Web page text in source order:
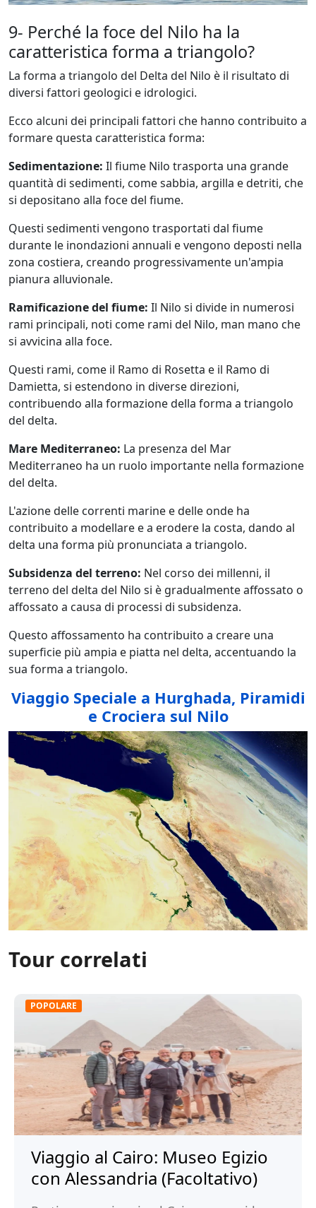
9- Perché la foce del Nilo ha la
caratteristica forma a triangolo?
La forma a triangolo del Delta del Nilo è il risultato di
diversi fattori geologici e idrologici.
Ecco alcuni dei principali fattori che hanno contribuito a
formare questa caratteristica forma:
Sedimentazione: Il fiume Nilo trasporta una grande
quantità di sedimenti, come sabbia, argilla e detriti, che
si depositano alla foce del fiume.
Questi sedimenti vengono trasportati dal fiume
durante le inondazioni annuali e vengono deposti nella
zona costiera, creando progressivamente un'ampia
pianura alluvionale.
Ramificazione del fiume: Il Nilo si divide in numerosi
rami principali, noti come rami del Nilo, man mano che
si avvicina alla foce.
Questi rami, come il Ramo di Rosetta e il Ramo di
Damietta, si estendono in diverse direzioni,
contribuendo alla formazione della forma a triangolo
del delta.
Mare Mediterraneo: La presenza del Mar
Mediterraneo ha un ruolo importante nella formazione
del delta.
L'azione delle correnti marine e delle onde ha
contribuito a modellare e a erodere la costa, dando al
delta una forma più pronunciata a triangolo.
Subsidenza del terreno: Nel corso dei millenni, il
terreno del delta del Nilo si è gradualmente affossato o
affossato a causa di processi di subsidenza.
Questo affossamento ha contribuito a creare una
superficie più ampia e piatta nel delta, accentuando la
sua forma a triangolo.
Viaggio Speciale a Hurghada, Piramidi
e Crociera sul Nilo
Tour correlati
POPOLARE
Viaggio al Cairo: Museo Egizio
con Alessandria (Facoltativo)